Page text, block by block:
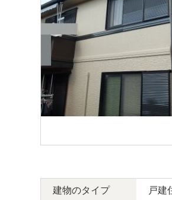
外壁
建物のタイプ 戸建